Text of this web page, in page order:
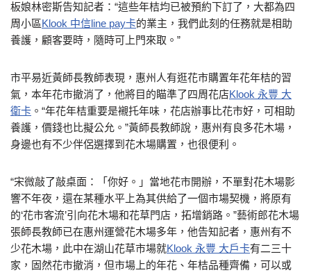
板娘林密斯告知記者：“這些年桔均已被預約下訂了，大都為四
周小區Klook 中信line pay卡的業主，我們此刻的任務就是相助
養護，顧客要時，隨時可上門來取。”
市平易近黃師長教師表現，惠州人有逛花市購置年花年桔的習
氣，本年花市撤消了，他將目的瞄準了四周花店Klook 永豐 大
衛卡 。“年花年桔重要是襯托年味，花店辦事比花市好，可相助
養護，價錢也比擬公允。”黃師長教師說，惠州有良多花木場，
身邊也有不少伴侶選擇到花木場購置，也很便利。
“宋微敲了敲桌面：「你好。」當地花市開辦，不單對花木場影
響不年夜，還在某種水平上為其供給了一個市場契機，將原有
的‘花市客流’引向花木場和花草門店，拓增銷路。”藝術郎花木場
張師長教師已在惠州運營花木場多年，他告知記者，惠州有不
少花木場，此中在湖山花草市場就Klook 永豐 大戶卡有二三十
家，固然花市撤消，但市場上的年花、年桔品種齊備，可以或